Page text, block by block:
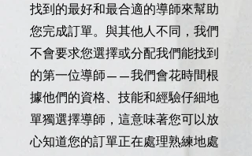
找到的最好和最合適的導師來幫助
您完成訂單。與其他人不同，我們
不會要求您選擇或分配我們能找到
的第一位導師——我們會花時間根
據他們的資格、技能和經驗仔細地
單獨選擇導師，這意味著您可以放
心知道您的訂單正在處理熟練地處